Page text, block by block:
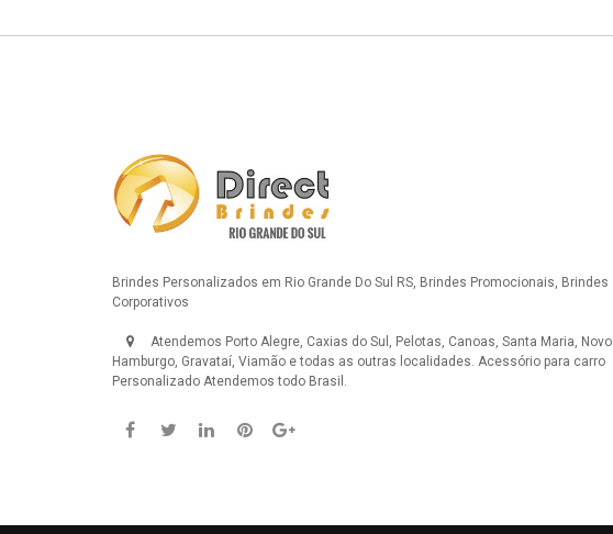
Brindes Personalizados em Rio Grande Do Sul RS, Brindes Promocionais, Brindes
Corporativos
Atendemos Porto Alegre, Caxias do Sul, Pelotas, Canoas, Santa Maria, Novo
Hamburgo, Gravataí, Viamão e todas as outras localidades. Acessório para carro
Personalizado Atendemos todo Brasil.